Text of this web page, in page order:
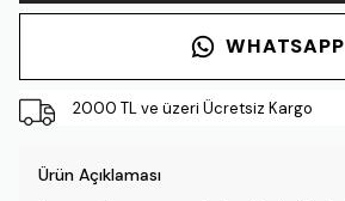
WHATSAPP
2000 TL ve üzeri Ücretsiz Kargo
Ürün Açıklaması